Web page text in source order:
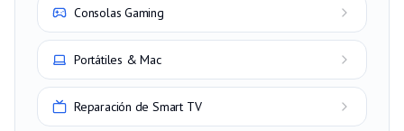
Consolas Gaming
Portátiles & Mac
Reparación de Smart TV